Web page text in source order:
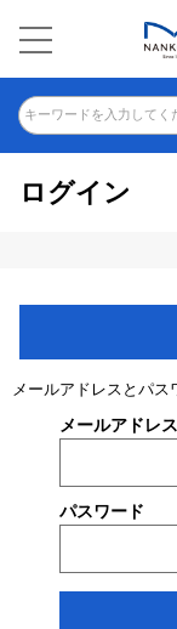
キーワードを入力してく
ログイン
メールアドレスとパス
メールアドレス
パスワード